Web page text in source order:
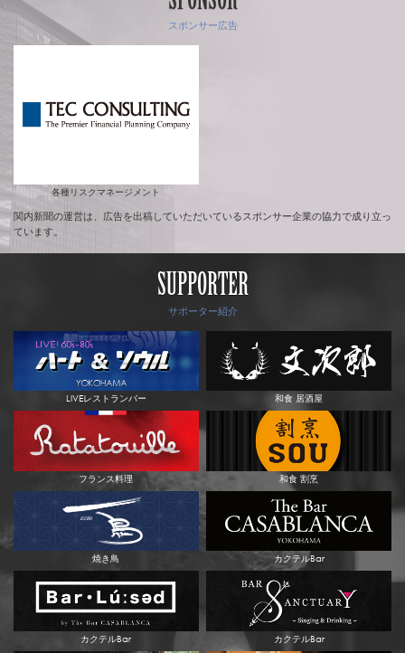
スポンサー広告
各種リスクマネージメント
関内新聞の運営は、広告を出稿していただいているスポンサー企業の協力で成り立っ
ています。
SUPPORTER
サポーター紹介
LIVEレストランバー 和食 居酒屋
フランス料理 和食 割烹
焼き鳥 カクテルBar
カクテルBar カクテルBar